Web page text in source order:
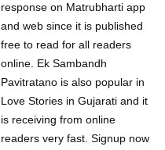
response on Matrubharti app
and web since it is published
free to read for all readers
online. Ek Sambandh
Pavitratano is also popular in
Love Stories in Gujarati and it
is receiving from online
readers very fast. Signup now